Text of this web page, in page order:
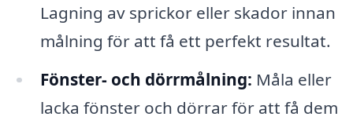
Lagning av sprickor eller skador innan
målning för att få ett perfekt resultat.
Fönster- och dörrmålning: Måla eller
lacka fönster och dörrar för att få dem